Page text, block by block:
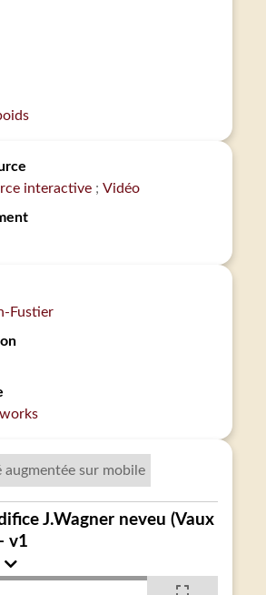
interactive
Vidéo
Fustier
augmentée sur mobile
J.Wagner neveu (Vaux
v1